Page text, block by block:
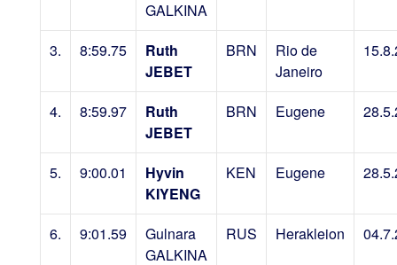
GALKINA
3. 8:59.75
Ruth
JEBET
BRN
Rio de
Janeiro
4. 8:59.97
Ruth
JEBET
BRN Eugene
5. 9:00.01
Hyvin
KIYENG
KEN Eugene
6. 9:01.59
Gulnara
GALKINA
RUS Herakleion